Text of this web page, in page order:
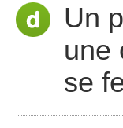
Un
une
se